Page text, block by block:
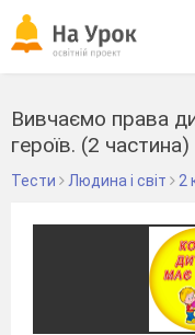
Вивчаємо права
героїв. (2 частина)
Тести Людина і світ 2